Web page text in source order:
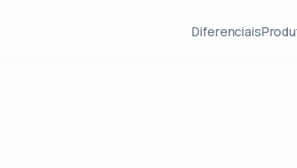
Diferenciais